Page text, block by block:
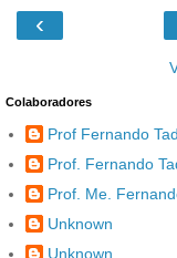
‹
Colaboradores
Prof Fernando
Prof. Fernando
Prof. Me.
Unknown
Unknown